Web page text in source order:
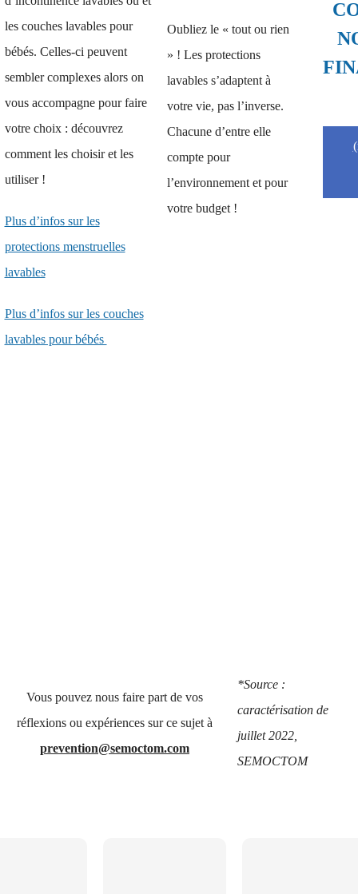
les couches lavables pour
bébés. Celles-ci peuvent
sembler complexes alors on
vous accompagne pour faire
votre choix : découvrez
comment les choisir et les
utiliser !
Plus d’infos sur les
protections menstruelles
lavables
Plus d’infos sur les couches
lavables pour bébés
Oubliez le « tout ou rien
» ! Les protections
lavables s’adaptent à
votre vie, pas l’inverse.
Chacune d’entre elle
compte pour
l’environnement et pour
votre budget !
Vous pouvez nous faire part de vos
réflexions ou expériences sur ce sujet à
prevention@semoctom.com
*Source :
caractérisation de
juillet 2022,
SEMOCTOM